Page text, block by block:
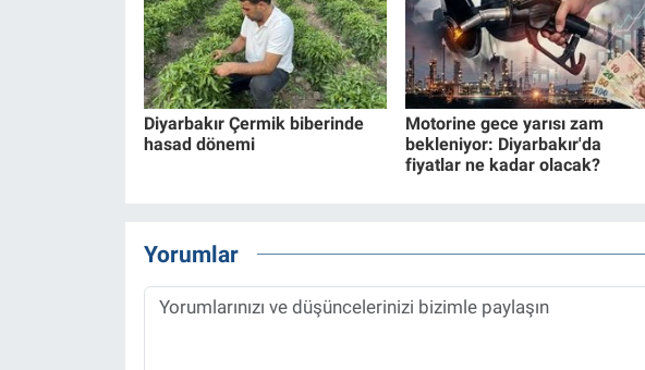
Diyarbakır Çermik biberinde
hasad dönemi
Motorine gece yarısı zam
bekleniyor: Diyarbakır'da
fiyatlar ne kadar olacak?
Yorumlar